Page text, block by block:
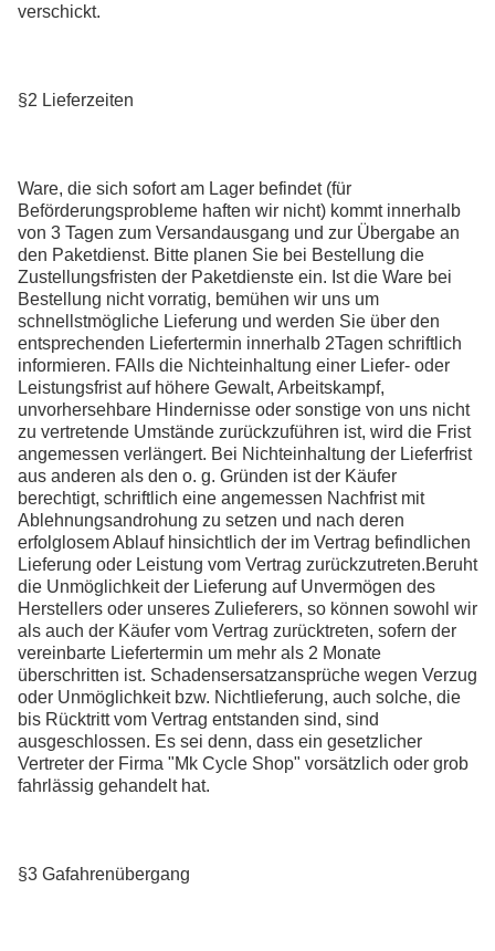
verschickt.
§2 Lieferzeiten
Ware, die sich sofort am Lager befindet (für
Beförderungsprobleme haften wir nicht) kommt innerhalb
von 3 Tagen zum Versandausgang und zur Übergabe an
den Paketdienst. Bitte planen Sie bei Bestellung die
Zustellungsfristen der Paketdienste ein. Ist die Ware bei
Bestellung nicht vorratig, bemühen wir uns um
schnellstmögliche Lieferung und werden Sie über den
entsprechenden Liefertermin innerhalb 2Tagen schriftlich
informieren. FAlls die Nichteinhaltung einer Liefer- oder
Leistungsfrist auf höhere Gewalt, Arbeitskampf,
unvorhersehbare Hindernisse oder sonstige von uns nicht
zu vertretende Umstände zurückzuführen ist, wird die Frist
angemessen verlängert. Bei Nichteinhaltung der Lieferfrist
aus anderen als den o. g. Gründen ist der Käufer
berechtigt, schriftlich eine angemessen Nachfrist mit
Ablehnungsandrohung zu setzen und nach deren
erfolglosem Ablauf hinsichtlich der im Vertrag befindlichen
Lieferung oder Leistung vom Vertrag zurückzutreten.Beruht
die Unmöglichkeit der Lieferung auf Unvermögen des
Herstellers oder unseres Zulieferers, so können sowohl wir
als auch der Käufer vom Vertrag zurücktreten, sofern der
vereinbarte Liefertermin um mehr als 2 Monate
überschritten ist. Schadensersatzansprüche wegen Verzug
oder Unmöglichkeit bzw. Nichtlieferung, auch solche, die
bis Rücktritt vom Vertrag entstanden sind, sind
ausgeschlossen. Es sei denn, dass ein gesetzlicher
Vertreter der Firma "Mk Cycle Shop" vorsätzlich oder grob
fahrlässig gehandelt hat.
§3 Gafahrenübergang